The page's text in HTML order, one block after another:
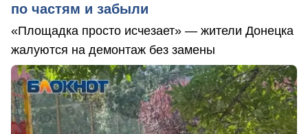
по частям и забыли
«Площадка просто исчезает» — жители Донецка
жалуются на демонтаж без замены